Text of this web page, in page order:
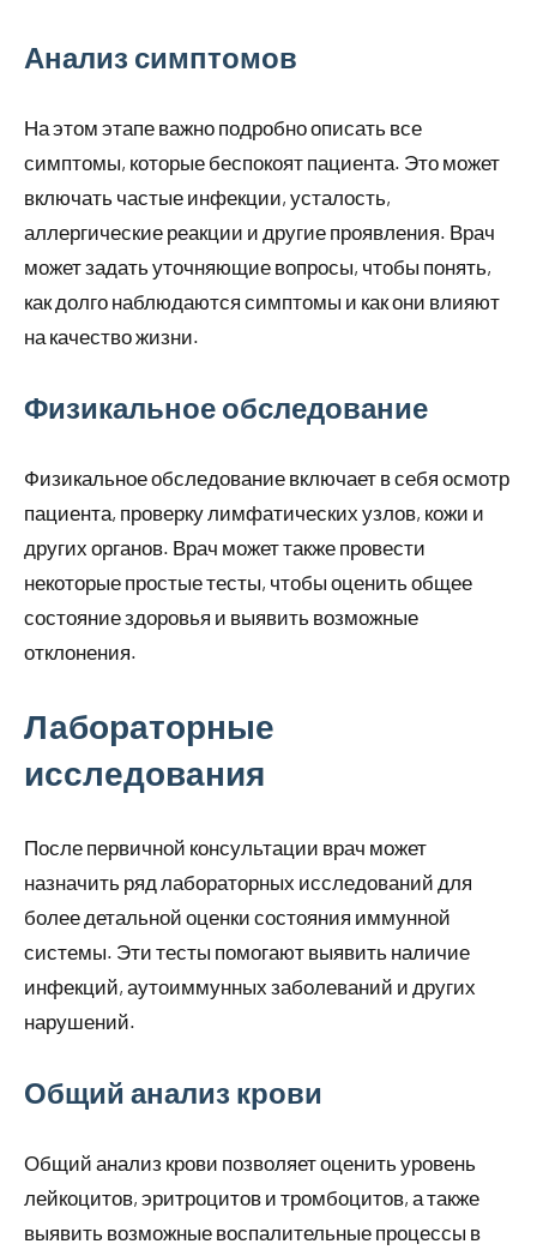
Анализ симптомов
На этом этапе важно подробно описать все
симптомы, которые беспокоят пациента. Это может
включать частые инфекции, усталость,
аллергические реакции и другие проявления. Врач
может задать уточняющие вопросы, чтобы понять,
как долго наблюдаются симптомы и как они влияют
на качество жизни.
Физикальное обследование
Физикальное обследование включает в себя осмотр
пациента, проверку лимфатических узлов, кожи и
других органов. Врач может также провести
некоторые простые тесты, чтобы оценить общее
состояние здоровья и выявить возможные
отклонения.
Лабораторные
исследования
После первичной консультации врач может
назначить ряд лабораторных исследований для
более детальной оценки состояния иммунной
системы. Эти тесты помогают выявить наличие
инфекций, аутоиммунных заболеваний и других
нарушений.
Общий анализ крови
Общий анализ крови позволяет оценить уровень
лейкоцитов, эритроцитов и тромбоцитов, а также
выявить возможные воспалительные процессы в